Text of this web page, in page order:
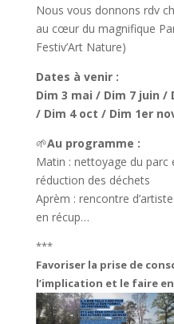
Nous vous donnons rdv
au cœur du magnifique
Festiv’Art Nature)
Dates à venir :
Dim 3 mai / Dim 7 juin
/ Dim 4 oct / Dim 1er
🌱Au programme :
Matin : nettoyage du parc
réduction des déchets
Aprèm : rencontre
en récup…
***
Favoriser la prise de
l’implication et le faire